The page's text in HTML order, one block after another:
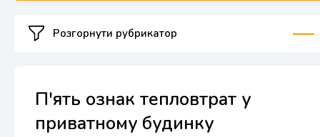
Розгорнути рубрикатор
П'ять ознак тепловтрат у
приватному будинку